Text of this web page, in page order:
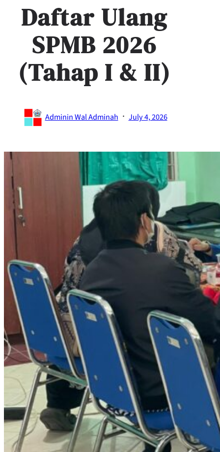
Daftar Ulang
SPMB 2026
(Tahap I & II)
Adminin Wal Adminah · July 4, 2026